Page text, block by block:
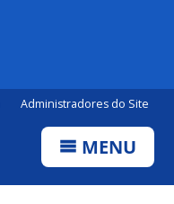
Administradores do Site
MENU